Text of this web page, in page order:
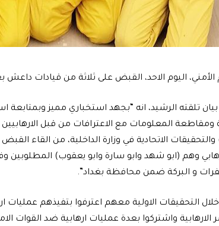
الأمني، اليوم الاحد، القبض على ثلاثة من قيادات
تلقته الرشيد، انه “بجهد استخباري مميز
ومقاطعة المعلومات مع الاعترافات من قبل
والتحقيقات الاتحادية في وزارة الداخلية، من القاء
و البركة ضمن محافظة بغداد”.
التحقيقات الاولية معهم اعترفوا بتفيذهم عمليات
واشتركوا بعدة عمليات ارهابية ضد القوات